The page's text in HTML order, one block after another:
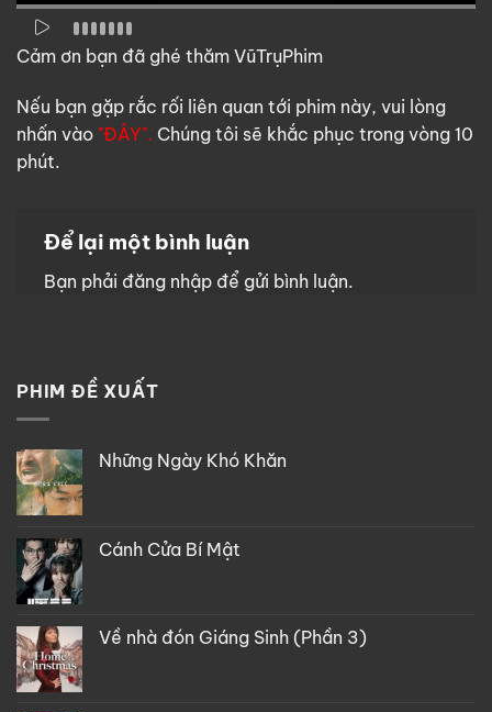
Cảm ơn bạn đã ghé thăm VũTrụPhim
Nếu bạn gặp rắc rối liên quan tới phim này, vui lòng
nhấn vào "ĐÂY". Chúng tôi sẽ khắc phục trong vòng 10
phút.
Để lại một bình luận
Bạn phải đăng nhập để gửi bình luận.
PHIM ĐỀ XUẤT
Những Ngày Khó Khăn
Cánh Cửa Bí Mật
Về nhà đón Giáng Sinh (Phần 3)